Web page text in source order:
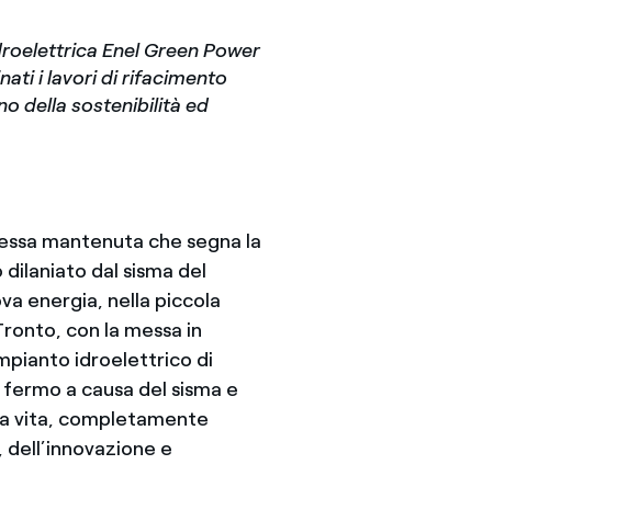
Enel Green Power
i lavori di rifacimento
della sostenibilità ed
mantenuta che segna la
dal sisma del
energia, nella piccola
con la messa in
idroelettrico di
a causa del sisma e
vita, completamente
e